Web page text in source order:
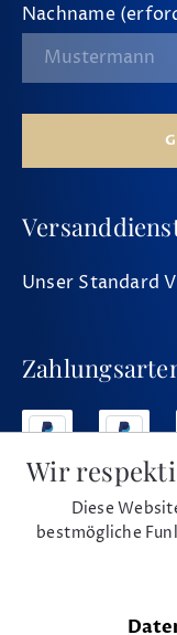
Nachname
Unser Standard
Social Media
Wir
Diese
bestmögliche